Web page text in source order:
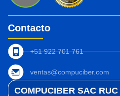
Contacto
+51 922 701 761
ventas@compuciber.com
COMPUCIBER SAC